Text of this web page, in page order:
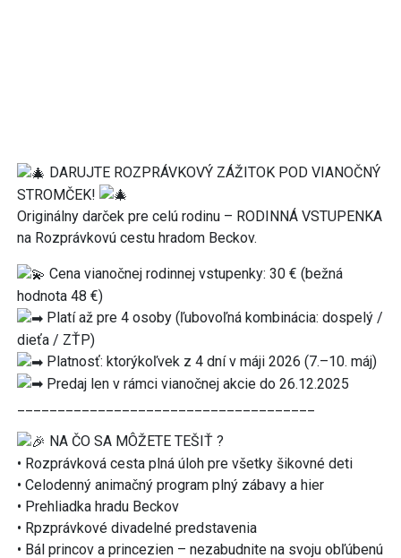
DARUJTE ROZPRÁVKOVÝ ZÁŽITOK POD VIANOČNÝ
STROMČEK!
Originálny darček pre celú rodinu – RODINNÁ VSTUPENKA
na Rozprávkovú cestu hradom Beckov.
Cena vianočnej rodinnej vstupenky: 30 € (bežná
hodnota 48 €)
Platí až pre 4 osoby (ľubovoľná kombinácia: dospelý /
dieťa / ZŤP)
Platnosť: ktorýkoľvek z 4 dní v máji 2026 (7.–10. máj)
Predaj len v rámci vianočnej akcie do 26.12.2025
NA ČO SA MÔŽETE TEŠIŤ ?
• Rozprávková cesta plná úloh pre všetky šikovné deti
• Celodenný animačný program plný zábavy a hier
• Prehliadka hradu Beckov
• Rpzprávkové divadelné predstavenia
• Bál princov a princezien – nezabudnite na svoju obľúbenú